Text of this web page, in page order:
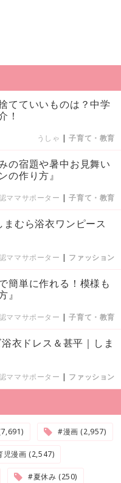
てていいものは？中学
！
うしゃ |子育て・教育
の宿題や暑中お見舞い
の作り方』
ママサポーター |子育て・教育
まむら浴衣ワンピース
ママサポーター | ファッション
簡単に作れる！模様も
』
ママサポーター |子育て・教育
衣ドレス＆甚平｜しま
ママサポーター | ファッション
#漫画 (2,957)
児漫画 (2,547)
#夏休み (250)